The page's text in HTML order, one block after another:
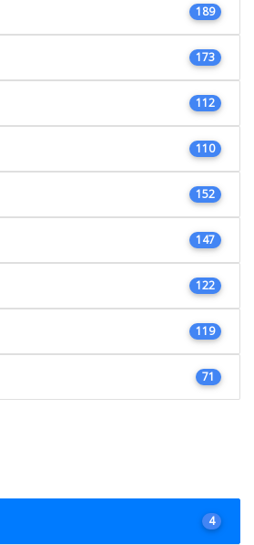
189
173
112
110
152
147
122
119
71
4